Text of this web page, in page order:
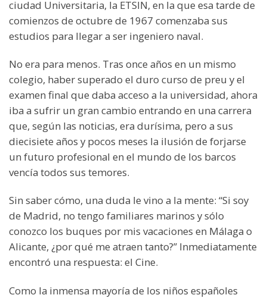
ciudad Universitaria, la ETSIN, en la que esa tarde de
comienzos de octubre de 1967 comenzaba sus
estudios para llegar a ser ingeniero naval.
No era para menos. Tras once años en un mismo
colegio, haber superado el duro curso de preu y el
examen final que daba acceso a la universidad, ahora
iba a sufrir un gran cambio entrando en una carrera
que, según las noticias, era durísima, pero a sus
diecisiete años y pocos meses la ilusión de forjarse
un futuro profesional en el mundo de los barcos
vencía todos sus temores.
Sin saber cómo, una duda le vino a la mente: “Si soy
de Madrid, no tengo familiares marinos y sólo
conozco los buques por mis vacaciones en Málaga o
Alicante, ¿por qué me atraen tanto?” Inmediatamente
encontró una respuesta: el Cine.
Como la inmensa mayoría de los niños españoles